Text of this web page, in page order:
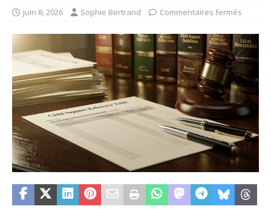
juin 8, 2026 Sophie Bertrand Commentaires fermés